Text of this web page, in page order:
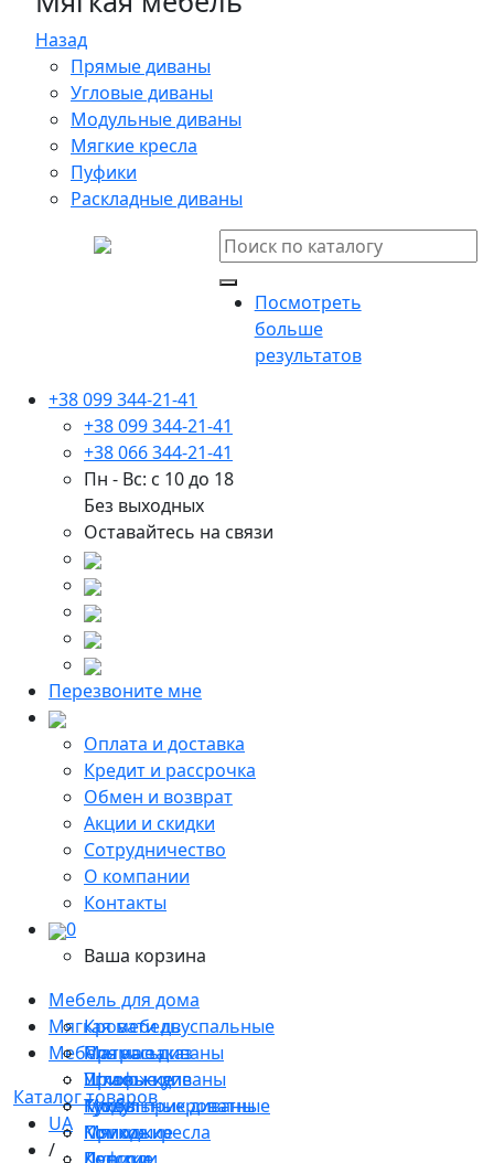
Назад
Прямые диваны
Угловые диваны
Модульные диваны
Мягкие кресла
Пуфики
Раскладные диваны
Посмотреть
больше
результатов
+38 099 344-21-41
+38 099 344-21-41
+38 066 344-21-41
Пн - Вс: с 10 до 18
Без выходных
Оставайтесь на связи
Перезвоните мне
Оплата и доставка
Кредит и рассрочка
Обмен и возврат
Акции и скидки
Сотрудничество
О компании
Контакты
0
Ваша корзина
Мебель для дома
Кровати двуспальные
Матрасы
Прихожие
Тумбы прикроватные
Комоды
Мягкая мебель
Прямые диваны
Угловые диваны
Модульные диваны
Мягкие кресла
Мебель на заказ
Шкафы-купе
Кухни
Прихожие
Каталог товаров
UA
/